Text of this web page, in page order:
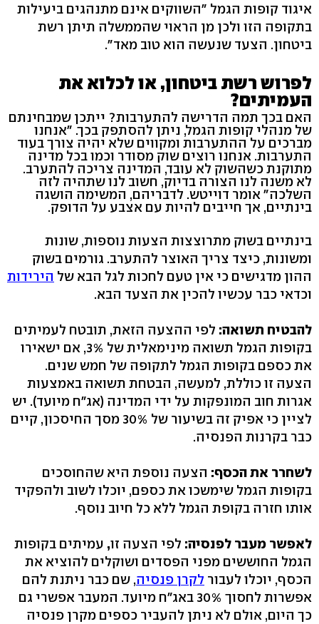
איגוד קופות הגמל "השווקים אינם מתנהגים ביעילות
בתקופה הזו ולכן מן הראוי שהממשלה תיתן רשת
ביטחון. הצעד שנעשה הוא טוב מאד".
לפרוש רשת ביטחון, או לכלוא את
העמיתים?
האם בכך תמה הדרישה להתערבות? ייתכן שמבחינתם
של מנהלי קופות הגמל, ניתן להסתפק בכך. "אנחנו
מברכים על ההתערבות ומקווים שלא יהיה צורך בעוד
התערבות. אנחנו רוצים שוק מסודר וכמו בכל מדינה
מתוקנת כשהשוק לא עובד, המדינה צריכה להתערב.
לא משנה לנו הצורה בדיוק, חשוב לנו שתהיה לזה
השלכה" אומר דוייטש. לדבריהם, המשימה הושגה
בינתיים, אך חייבים להיות עם אצבע על הדופק.
בינתיים בשוק מתרוצצות הצעות נוספות, שונות
ומשונות, כיצד צריך האוצר להתערב. גורמים בשוק
ההון מדגישים כי אין טעם לחכות לגל הבא של הירידות
וכדאי כבר עכשיו להכין את הצעד הבא.
להבטיח תשואה: לפי ההצעה הזאת, תובטח לעמיתים
בקופות הגמל תשואה מינימאלית של 3%, אם ישאירו
את כספם בקופות הגמל לתקופה של חמש שנים.
הצעה זו כוללת, למעשה, הבטחת תשואה באמצעות
אגרות חוב המונפקות על ידי המדינה (אג"ח מיועד). יש
לציין כי אפיק זה בשיעור של 30% מסך החיסכון, קיים
כבר בקרנות הפנסיה.
לשחרר את הכסף: הצעה נוספת היא שהחוסכים
בקופות הגמל שימשכו את כספם, יוכלו לשוב ולהפקיד
אותו חזרה בקופת הגמל ללא כל חיוב נוסף.
לאפשר מעבר לפנסיה: לפי הצעה זו, עמיתים בקופות
הגמל החוששים מפני הפסדים ושוקלים להוציא את
הכסף, יוכלו לעבור לקרן פנסיה, שם כבר ניתנת להם
אפשרות לחסוך 30% באג"ח מיועד. המעבר אפשרי גם
כך היום, אולם לא ניתן להעביר כספים מקרן פנסיה